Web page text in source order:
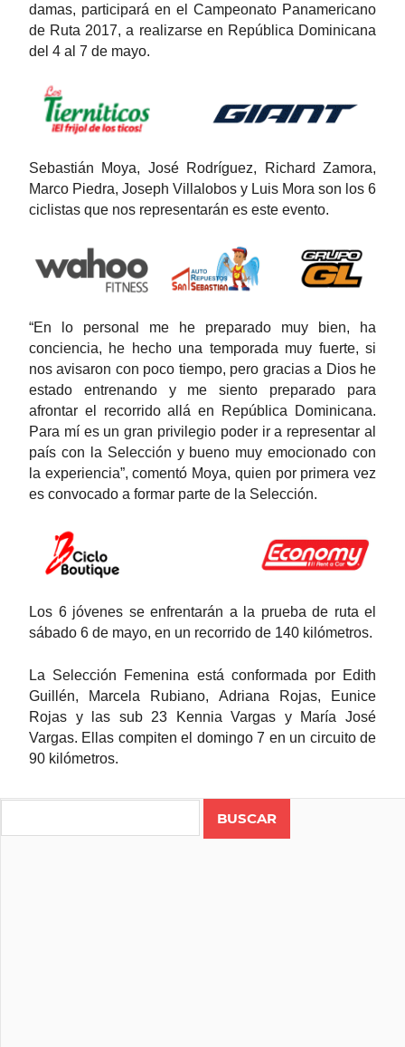
damas, participará en el Campeonato Panamericano
de Ruta 2017, a realizarse en República Dominicana
del 4 al 7 de mayo.
Sebastián Moya, José Rodríguez, Richard Zamora,
Marco Piedra, Joseph Villalobos y Luis Mora son los 6
ciclistas que nos representarán es este evento.
“En lo personal me he preparado muy bien, ha
conciencia, he hecho una temporada muy fuerte, si
nos avisaron con poco tiempo, pero gracias a Dios he
estado entrenando y me siento preparado para
afrontar el recorrido allá en República Dominicana.
Para mí es un gran privilegio poder ir a representar al
país con la Selección y bueno muy emocionado con
la experiencia”, comentó Moya, quien por primera vez
es convocado a formar parte de la Selección.
Los 6 jóvenes se enfrentarán a la prueba de ruta el
sábado 6 de mayo, en un recorrido de 140 kilómetros.
La Selección Femenina está conformada por Edith
Guillén, Marcela Rubiano, Adriana Rojas, Eunice
Rojas y las sub 23 Kennia Vargas y María José
Vargas. Ellas compiten el domingo 7 en un circuito de
90 kilómetros.